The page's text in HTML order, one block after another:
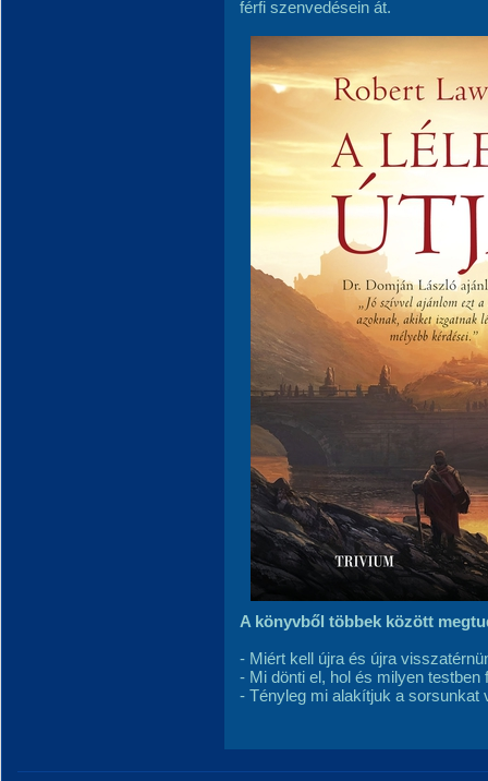
férfi szenvedésein át.
A könyvből többek között
- Miért kell újra és újra
- Mi dönti el, hol és milyen
- Tényleg mi alakítjuk a